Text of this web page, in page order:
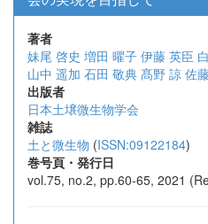
著者
妹尾 啓史 増田 曜子 伊藤 英臣
山中 遥加 石田 敬典 髙野 諒 佐
出版者
日本土壌微生物学会
雑誌
土と微生物 (ISSN:09122184)
巻号頁・発行日
vol.75, no.2, pp.60-65, 2021